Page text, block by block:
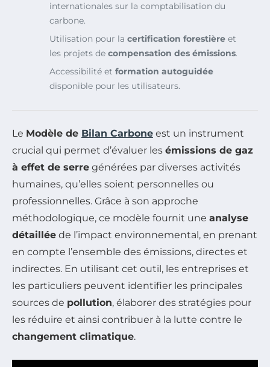
internationales sur la comptabilisation du
carbone.
Utilisation pour la certification forestière et
les projets de compensation des émissions.
Accessibilité et formation autoguidée
disponible pour les utilisateurs.
Le Modèle de Bilan Carbone est un instrument
crucial qui permet d’évaluer les émissions de gaz
à effet de serre générées par diverses activités
humaines, qu’elles soient personnelles ou
professionnelles. Grâce à son approche
méthodologique, ce modèle fournit une analyse
détaillée de l’impact environnemental, en prenant
en compte l’ensemble des émissions, directes et
indirectes. En utilisant cet outil, les entreprises et
les particuliers peuvent identifier les principales
sources de pollution, élaborer des stratégies pour
les réduire et ainsi contribuer à la lutte contre le
changement climatique.